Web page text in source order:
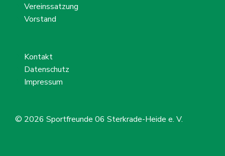
Vereinssatzung
Vorstand
Kontakt
Datenschutz
Impressum
© 2026 Sportfreunde 06 Sterkrade-Heide e. V.